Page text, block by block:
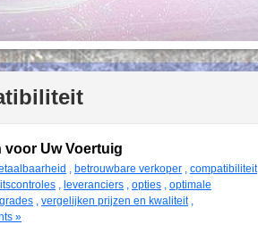
voor Uw Voertuig
, betrouwbare verkoper , compatibiliteit
, leveranciers , opties , optimale
, vergelijken prijzen en kwaliteit,
»